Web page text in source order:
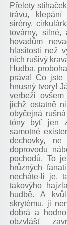
Přelety
trávu, klepání
sirény,
továrny,
hovadům
hlasitosti než
nich rušivý
Hudba,
práva! Co jste
hnusný tvory!
verbeži
jichž ostatně
obyčejná
tóny byť jen
samotné
dechovky,
doprovodu
pochodů. To
hrůzných
necháte-li je,
takovýho
hudbě. A
skrytému, ji
dobrá a
obzvlášť